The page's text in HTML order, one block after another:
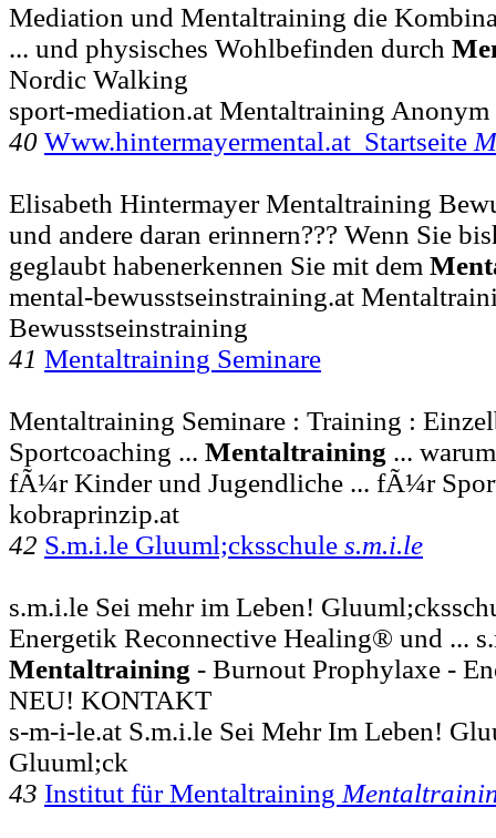
Mediation und Mentaltraining die
... und physisches Wohlbefinden durch
Nordic Walking
sport-mediation.at Mentaltraining
40 Www.hintermayermental.at Startseite
Elisabeth Hintermayer Mentaltraining
und andere daran erinnern??? Wenn Sie
geglaubt habenerkennen Sie mit dem
mental-bewusstseinstraining.at
Bewusstseinstraining
41 Mentaltraining Seminare
Mentaltraining Seminare : Training :
Sportcoaching ... Mentaltraining ...
fÃ¼r Kinder und Jugendliche ... fÃ¼r
kobraprinzip.at
42 S.m.i.le Gluuml;cksschule s.m.i.le
s.m.i.le Sei mehr im Leben!
Energetik Reconnective Healing® und ...
Mentaltraining - Burnout Prophylaxe -
NEU! KONTAKT
s-m-i-le.at S.m.i.le Sei Mehr Im Leben!
Gluuml;ck
43 Institut für Mentaltraining